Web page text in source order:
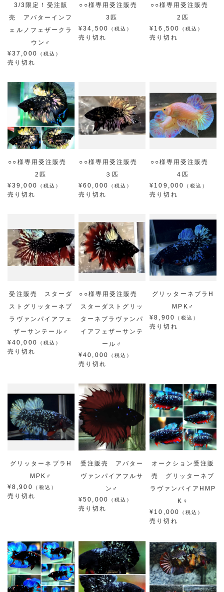
3/3限定！受注販
売 アバターインフ
ェルノフェザークラ
ウン♂
¥37,000
（税込）
売り切れ
○○様専用受注販売
3匹
¥34,500
（税込）
売り切れ
○○様専用受注販売
2匹
¥16,500
（税込）
売り切れ
○○様専用受注販売
2匹
¥39,000
（税込）
売り切れ
○○様専用受注販売
３匹
¥60,000
（税込）
売り切れ
○○様専用受注販売
4匹
¥109,000
（税込）
売り切れ
受注販売 スターダ
ストグリッターネブ
ラヴァンパイアフェ
ザーサンテール♂
¥40,000
（税込）
売り切れ
○○様専用受注販売
スターダストグリッ
ターネブラヴァンパ
イアフェザーサンテ
ール♂
¥40,000
（税込）
売り切れ
グリッターネブラH
MPK♂
¥8,900
（税込）
売り切れ
グリッターネブラH
MPK♂
¥8,900
（税込）
売り切れ
受注販売 アバター
ヴァンパイアフルサ
ン♂
¥50,000
（税込）
売り切れ
オークション受注販
売 グリッターネブ
ラヴァンパイアHMP
K♀
¥10,000
（税込）
売り切れ